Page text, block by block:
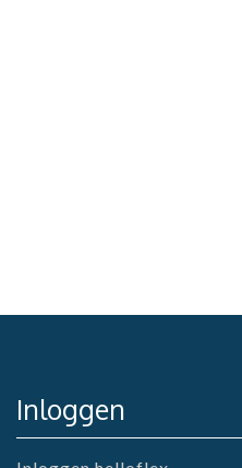
Inloggen